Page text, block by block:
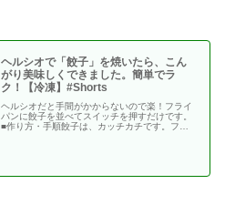
ヘルシオで「餃子」を焼いたら、こん
がり美味しくできました。簡単でラ
ク！【冷凍】#Shorts
ヘルシオだと手間がかからないので楽！フライ
パンに餃子を並べてスイッチを押すだけです。
■作り方・手順餃子は、カッチカチです。フラ